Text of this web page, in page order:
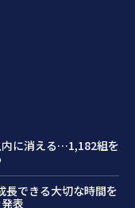
内に消える…1,182組を
できる大切な時間を
表